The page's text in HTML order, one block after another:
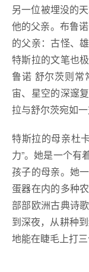
另一位被埋没的
他的父亲。布鲁
的父亲：古怪、
特斯拉的文笔也
鲁诺 舒尔茨则常
宙、星空的深邃
拉与舒尔茨宛如一
特斯拉的母亲杜
力”。她是一个有
孩子的母亲。她
蛋器在内的多种
部部欧洲古典诗
到深夜，从耕种
地能在睫毛上打三